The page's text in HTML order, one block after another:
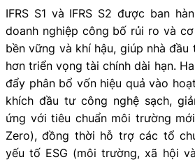
IFRS S1 và IFRS S2 được ban
doanh nghiệp công bố rủi ro và
bền vững và khí hậu, giúp nhà đầu
hơn triển vọng tài chính dài hạn.
đẩy phân bổ vốn hiệu quả vào
khích đầu tư công nghệ sạch,
ứng với tiêu chuẩn môi trường
Zero), đồng thời hỗ trợ các tổ
yếu tố ESG (môi trường, xã hội